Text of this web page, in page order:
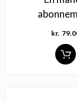
kr.